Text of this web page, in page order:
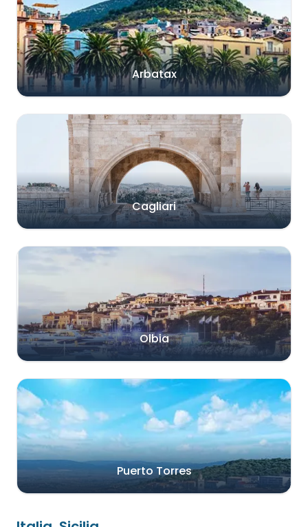
Arbatax
Cagliari
Olbia
Puerto Torres